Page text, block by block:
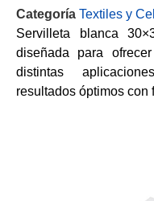
Categoría Textiles y
Servilleta blanca
diseñada para
distintas
resultados óptimos con